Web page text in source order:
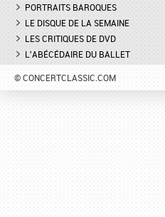
PORTRAITS BAROQUES
LE DISQUE DE LA SEMAINE
LES CRITIQUES DE DVD
L'ABÉCÉDAIRE DU BALLET
© CONCERTCLASSIC.COM